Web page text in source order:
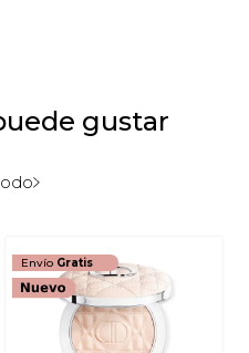
gustar
Envío Gratis